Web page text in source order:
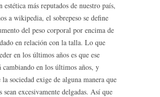
estética más reputados de nuestro país,
a wikipedia, el sobrepeso se define
del peso corporal por encima de
en relación con la talla. Lo que
en los últimos años es que ese
cambiando en los últimos años, y
la sociedad exige de alguna manera que
sean excesivamente delgadas. Así que